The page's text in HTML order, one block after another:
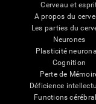
Cerveau et
A propos du
Les parties du
Neurones
Plasticité
Cognition
Perte de
Déficience
Functions